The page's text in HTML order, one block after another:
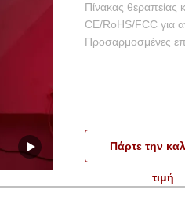
Πίνακας
CE/RoHS/FCC για
Προσαρμοσμένες
Πάρτε την
τιμή